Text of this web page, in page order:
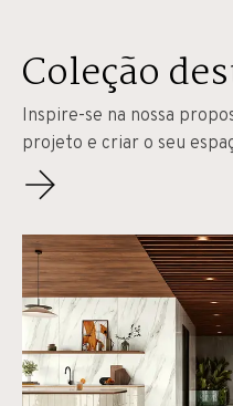
Coleção
Inspire-se na nossa
projeto e criar o seu